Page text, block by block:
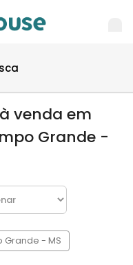
venda em
Grande -
Grande - MS